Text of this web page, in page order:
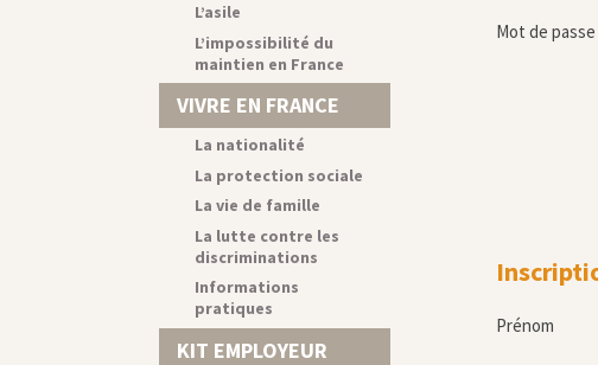
Mot de passe
Prénom
L’asile
L’impossibilité du
maintien en France
VIVRE EN FRANCE
La nationalité
La protection sociale
La vie de famille
La lutte contre les
discriminations
Informations
pratiques
KIT EMPLOYEUR